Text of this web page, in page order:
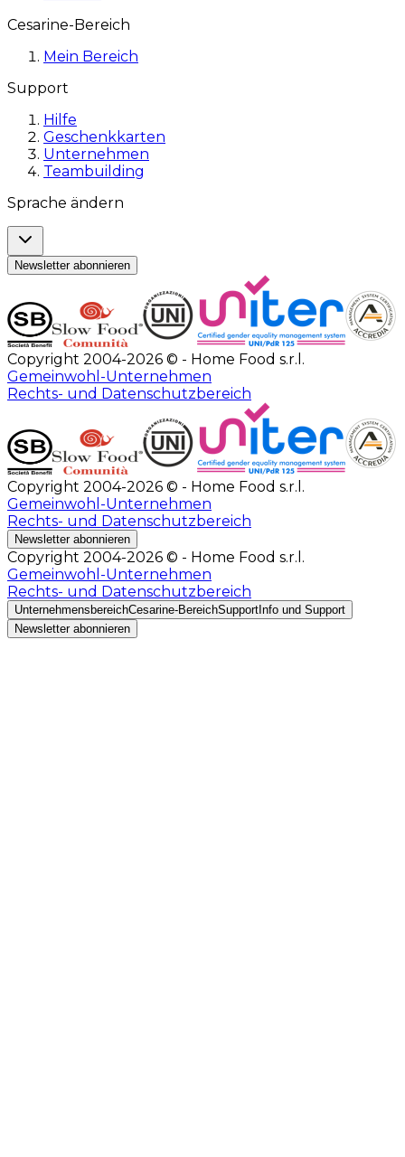
Cesarine-Bereich
Mein Bereich
Support
Hilfe
Geschenkkarten
Unternehmen
Teambuilding
Sprache ändern
Newsletter abonnieren
Copyright 2004-2026 © - Home Food s.r.l.
Gemeinwohl-Unternehmen
Rechts- und Datenschutzbereich
Copyright 2004-2026 © - Home Food s.r.l.
Gemeinwohl-Unternehmen
Rechts- und Datenschutzbereich
Newsletter abonnieren
Copyright 2004-2026 © - Home Food s.r.l.
Gemeinwohl-Unternehmen
Rechts- und Datenschutzbereich
UnternehmensbereichCesarine-BereichSupport Info und Support
Newsletter abonnieren